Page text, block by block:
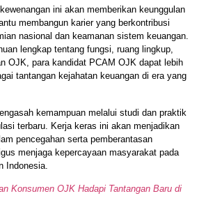
ini akan memberikan keunggulan
membangun karier yang berkontribusi
nasional dan keamanan sistem keuangan.
lengkap tentang fungsi, ruang lingkup,
OJK, para kandidat PCAM OJK dapat lebih
tantangan kejahatan keuangan di era yang
kemampuan melalui studi dan praktik
terbaru. Kerja keras ini akan menjadikan
pencegahan serta pemberantasan
menjaga kepercayaan masyarakat pada
Indonesia.
Konsumen OJK Hadapi Tantangan Baru di